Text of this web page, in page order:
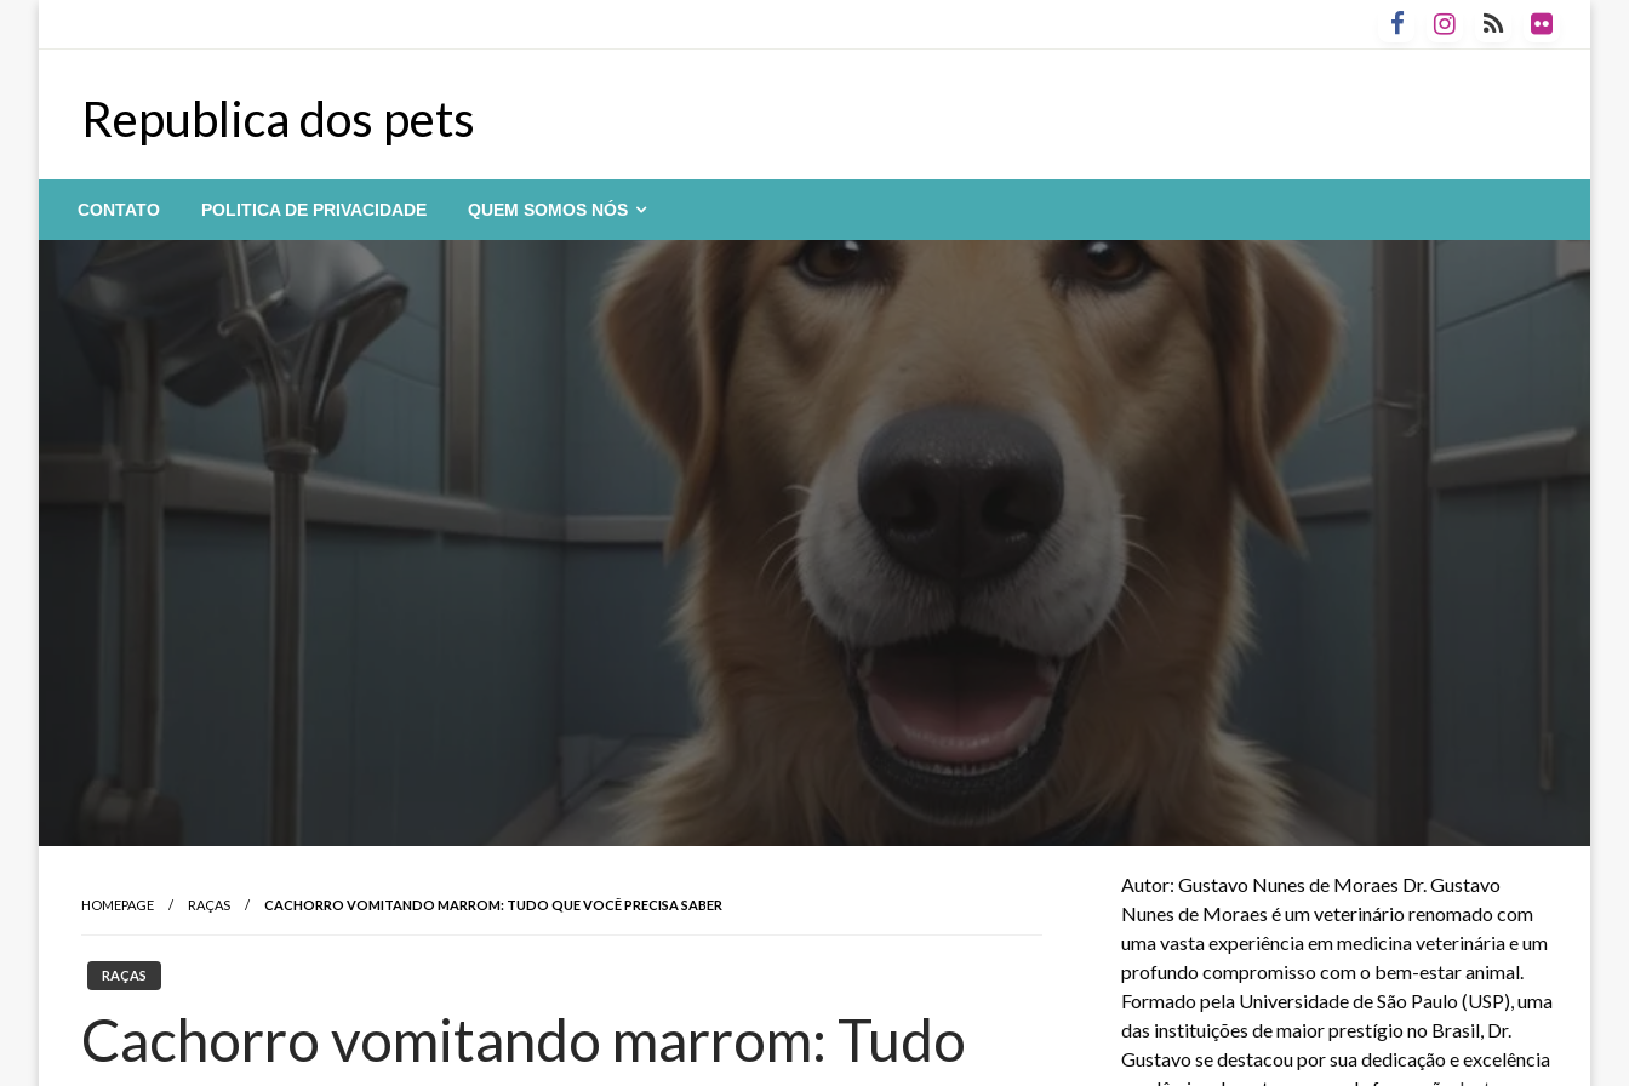
Republica dos pets
CONTATO POLITICA DE PRIVACIDADE QUEM SOMOS NÓS
HOMEPAGE RAÇAS CACHORRO VOMITANDO MARROM: TUDO QUE VOCÊ PRECISA SABER
RAÇAS
Cachorro vomitando marrom: Tudo
Autor: Gustavo Nunes de Moraes Dr. Gustavo
Nunes de Moraes é um veterinário renomado com
uma vasta experiência em medicina veterinária e um
profundo compromisso com o bem-estar animal.
Formado pela Universidade de São Paulo (USP), uma
das instituições de maior prestígio no Brasil, Dr.
Gustavo se destacou por sua dedicação e excelência